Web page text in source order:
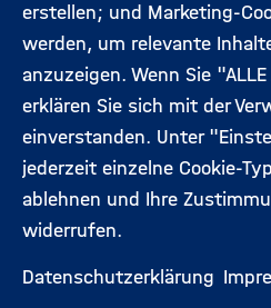
erstellen; und Marketing-
werden, um relevante
anzuzeigen. Wenn Sie "ALLE
erklären Sie sich mit der
einverstanden. Unter
jederzeit einzelne Cookie-
ablehnen und Ihre
widerrufen.
Datenschutzerklärung
Folgen Sie uns: